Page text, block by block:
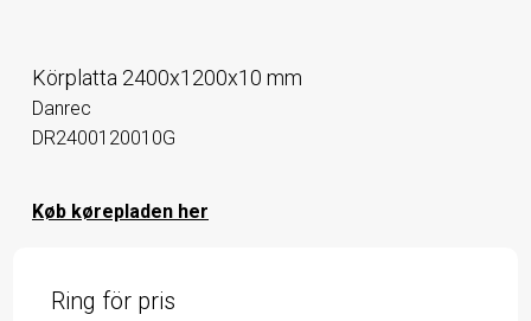
Körplatta 2400x1200x10 mm
Danrec
DR2400120010G
Køb kørepladen her
Ring för pris